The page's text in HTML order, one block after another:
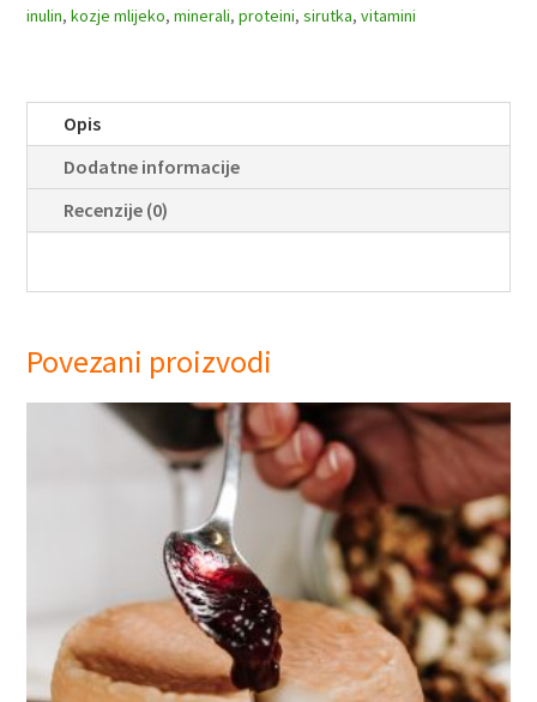
inulin,kozje mlijeko,minerali,proteini,sirutka,vitamini
Opis
Dodatne informacije
Recenzije (0)
Povezani proizvodi